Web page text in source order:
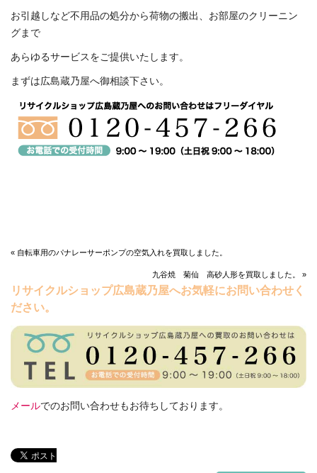
お引越しなど不用品の処分から荷物の搬出、お部屋のクリーニン
グまで
あらゆるサービスをご提供いたします。
まずは広島蔵乃屋へ御相談下さい。
« 自転車用のパナレーサーポンプの空気入れを買取しました。
九谷焼 菊仙 高砂人形を買取しました。 »
リサイクルショップ広島蔵乃屋へお気軽にお問い合わせく
ださい。
メールでのお問い合わせもお待ちしております。